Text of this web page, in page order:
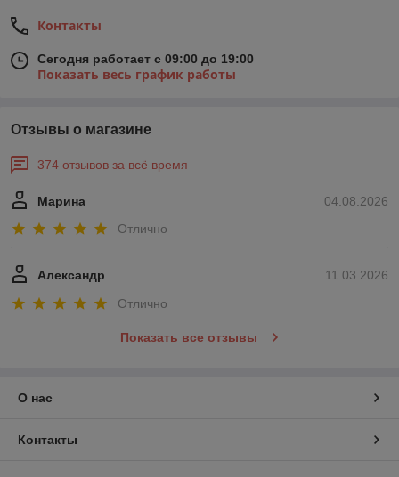
Контакты
Сегодня работает с 09:00 до 19:00
Показать весь график работы
Отзывы о магазине
374 отзывов за всё время
04.08.2026
Марина
Отлично
11.03.2026
Александр
Отлично
Показать все отзывы
О нас
Контакты